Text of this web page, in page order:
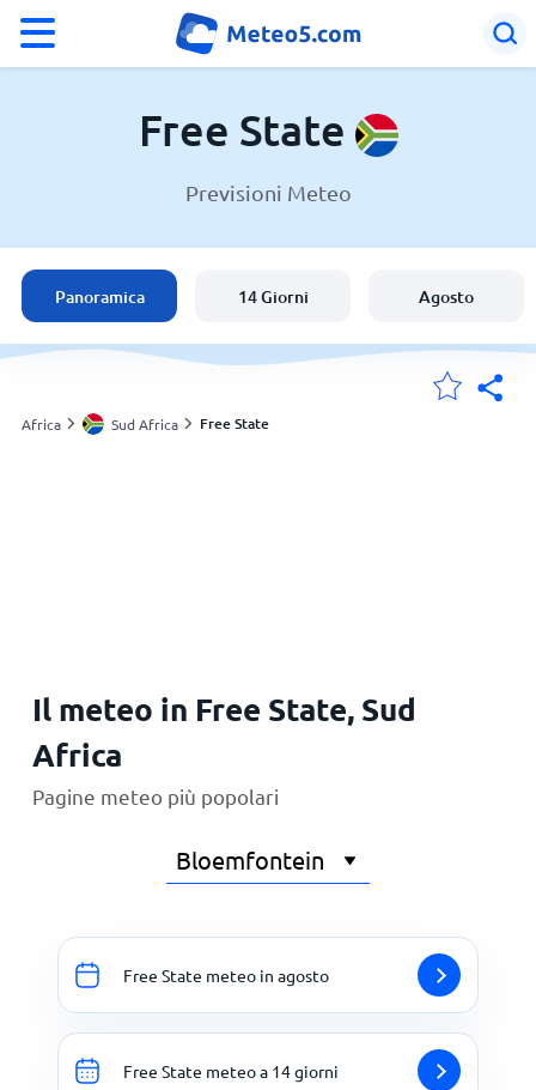
Meteo in Free State
Sud Africa
Italia
Svizzera
Free State
Previsioni Meteo
Panoramica 14 Giorni Agosto
Africa Sud Africa Free State
Il meteo in Free State, Sud
Africa
Pagine meteo più popolari
Free State meteo in agosto
Free State meteo a 14 giorni